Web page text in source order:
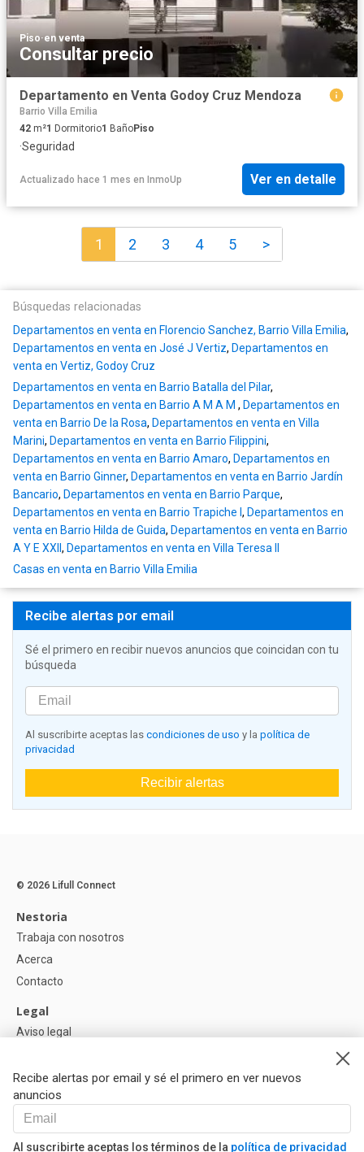
Piso·en venta
Consultar precio
Departamento en Venta Godoy Cruz Mendoza
Barrio Villa Emilia
42 m²1 Dormitorio1 BañoPiso
·Seguridad
Actualizado hace 1 mes en InmoUp Ver en detalle
1 2 3 4 5 >
Búsquedas relacionadas
Departamentos en venta en Florencio Sanchez, Barrio Villa Emilia,
Departamentos en venta en José J Vertiz, Departamentos en
venta en Vertiz, Godoy Cruz
Departamentos en venta en Barrio Batalla del Pilar,
Departamentos en venta en Barrio A M A M , Departamentos en
venta en Barrio De la Rosa, Departamentos en venta en Villa
Marini, Departamentos en venta en Barrio Filippini,
Departamentos en venta en Barrio Amaro, Departamentos en
venta en Barrio Ginner, Departamentos en venta en Barrio Jardín
Bancario, Departamentos en venta en Barrio Parque,
Departamentos en venta en Barrio Trapiche I , Departamentos en
venta en Barrio Hilda de Guida, Departamentos en venta en Barrio
A Y E XXII , Departamentos en venta en Villa Teresa II
Casas en venta en Barrio Villa Emilia
Recibe alertas por email
Sé el primero en recibir nuevos anuncios que coincidan con tu
búsqueda
Al suscribirte aceptas las condiciones de uso y la política de
privacidad
Recibir alertas
Recibe alertas por email y sé el primero en ver nuevos
anuncios
Al suscribirte aceptas los términos de la política de privacidad
© 2026 Lifull Connect
Nestoria
Trabaja con nosotros
Acerca
Contacto
Legal
Aviso legal
Política de Cookies
Ayuda
Preguntas
Nuestros Partners